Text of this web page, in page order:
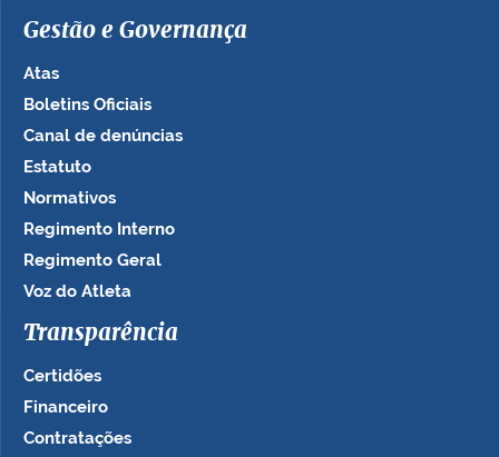
Gestão e Governança
Atas
Boletins Oficiais
Canal de denúncias
Estatuto
Normativos
Regimento Interno
Regimento Geral
Voz do Atleta
Transparência
Certidões
Financeiro
Contratações